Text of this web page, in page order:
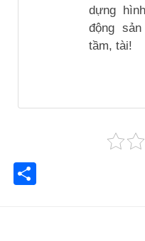
dựng
động
tầm, tài!